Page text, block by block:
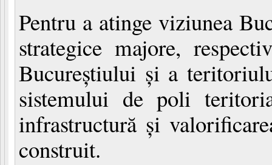
Pentru a atinge viziunea
strategice majore,
Bucureştiului şi a
sistemului de poli
infrastructură şi
construit.